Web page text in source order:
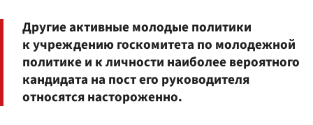
Другие активные молодые политики
к учреждению госкомитета по молодежной
политике и к личности наиболее вероятного
кандидата на пост его руководителя
относятся настороженно.